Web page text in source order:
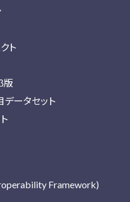
ト
版
データセット
Framework)